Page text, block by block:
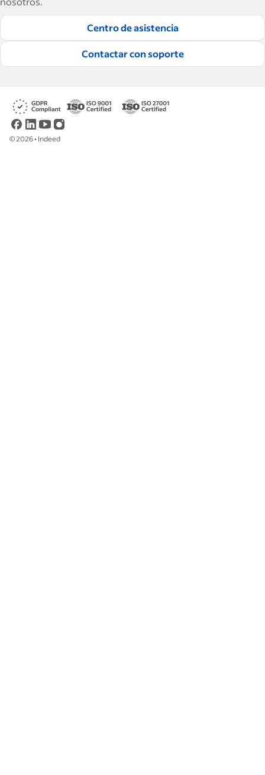
consejos tácticos, procedimientos y mejores
prácticas para ayudar a las empresas a
contratar y retener a los mejores empleados.
Lea nuestras guías editoriales
Centro de asistencia
Contactar con soporte
©2026• Indeed